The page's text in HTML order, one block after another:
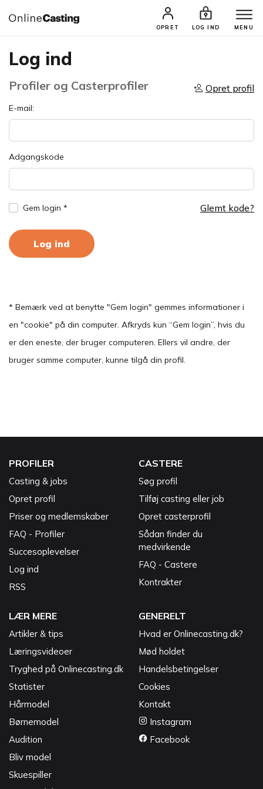
OPRET LOG IND MENU
Log ind
Profiler og Casterprofiler Opret profil
E-mail:
Adgangskode
Gem login * Glemt kode?
Log ind
* Bemærk ved at benytte "Gem login" gemmes informationer i
en "cookie" på din computer. Afkryds kun “Gem login”, hvis du
er den eneste, der bruger computeren. Ellers vil andre, der
bruger samme computer, kunne tilgå din profil.
PROFILER
Casting & jobs
Opret profil
Priser og medlemskaber
FAQ - Profiler
Succesoplevelser
Log ind
RSS
CASTERE
Søg profil
Tilføj casting eller job
Opret casterprofil
Sådan finder du
medvirkende
FAQ - Castere
Kontrakter
LÆR MERE
Artikler & tips
Læringsvideoer
Tryghed på Onlinecasting.dk
Statister
Hårmodel
Børnemodel
Audition
Bliv model
Skuespiller
GENERELT
Hvad er Onlinecasting.dk?
Mød holdet
Handelsbetingelser
Cookies
Kontakt
Instagram
Facebook